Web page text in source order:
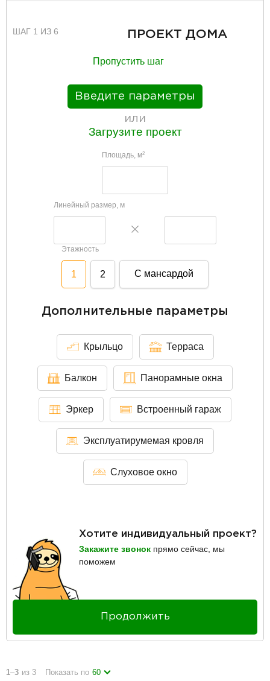
ШАГ 1 ИЗ 6 ПРОЕКТ ДОМА
Пропустить шаг
Введите параметры
или
Загрузите проект
Площадь, м2
Линейный размер, м
Этажность
1 2 С мансардой
Дополнительные параметры
Крыльцо Терраса
Балкон Панорамные окна
Эркер Встроенный гараж
Эксплуатирумемая кровля
Слуховое окно
Хотите индивидуальный проект?
Закажите звонок прямо сейчас, мы
поможем
Продолжить
1–3 из 3 Показать по 60